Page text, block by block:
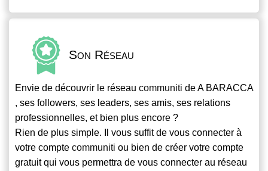
Son Réseau
Envie de découvrir le réseau communiti de A BARACCA
, ses followers, ses leaders, ses amis, ses relations
professionnelles, et bien plus encore ?
Rien de plus simple. Il vous suffit de vous connecter à
votre compte communiti ou bien de créer votre compte
gratuit qui vous permettra de vous connecter au réseau